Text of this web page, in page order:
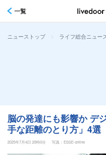
一覧
ニューストップ > ライフ総合ニュー
脳の発達にも影響か デ
手な距離のとり方」4選
2025年7月4日 20時0分
写真：ESSE-online